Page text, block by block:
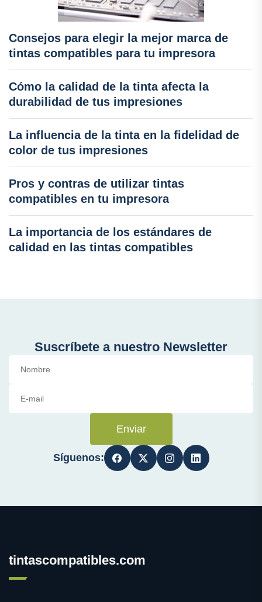
Consejos para elegir la mejor marca de
tintas compatibles para tu impresora
Cómo la calidad de la tinta afecta la
durabilidad de tus impresiones
La influencia de la tinta en la fidelidad de
color de tus impresiones
Pros y contras de utilizar tintas
compatibles en tu impresora
La importancia de los estándares de
calidad en las tintas compatibles
Suscríbete a nuestro Newsletter
Enviar
Síguenos:
tintascompatibles.com